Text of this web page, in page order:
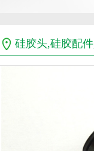
硅胶头,硅胶配